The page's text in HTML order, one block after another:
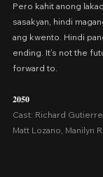
Pero kahit anong
sasakyan, hindi
ang kwento. Hindi
ending. It’s not the
forward to.
𝟐𝟎𝟓𝟎
Cast: Richard
Matt Lozano, Manilyn